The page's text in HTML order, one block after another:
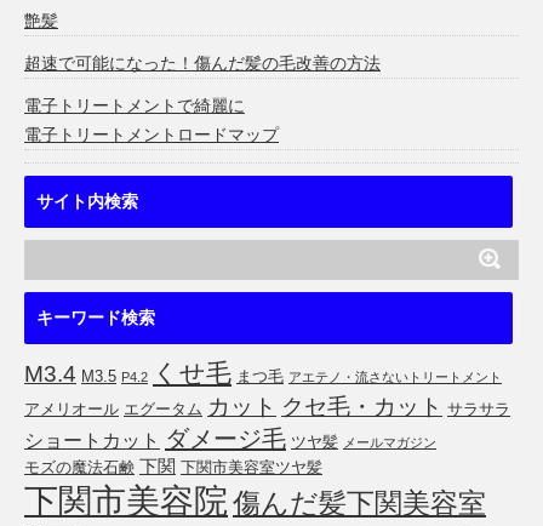
艶髪
超速で可能になった！傷んだ髪の毛改善の方法
電子トリートメントで綺麗に
電子トリートメントロードマップ
サイト内検索
キーワード検索
M3.4 M3.5 P4.2 くせ毛 まつ毛 アエテノ・流さないトリートメント
アメリオール エグータム カット クセ毛・カット サラサラ
ショートカット ダメージ毛 ツヤ髪 メールマガジン
モズの魔法石鹸 下関 下関市美容室ツヤ髪
下関市美容院傷んだ髪下関美容室